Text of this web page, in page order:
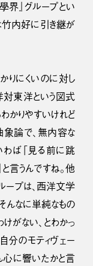
界』グループとい
竹内好に引き継が
りにくいのに対し
対東洋という図式
かりやすいけれど
象論で、無内容な
わば「見る前に跳
言うんですね。他
ープは、西洋文学
んなに単純なもの
がない、とわかっ
分のモティヴェー
心に響いたかと言